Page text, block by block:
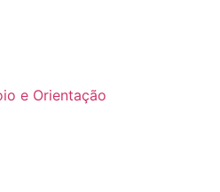
e Orientação